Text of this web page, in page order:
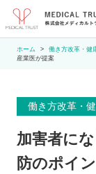
ホーム 働き方改革・健
産業医が提案
働き方改革・
加害者に
防のポイ